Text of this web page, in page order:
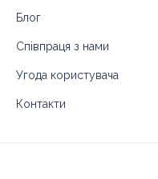
Блог
Співпраця з нами
Угода користувача
Контакти